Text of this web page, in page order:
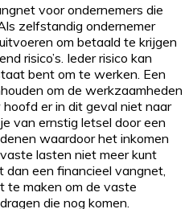
voor ondernemers die
zelfstandig ondernemer
om betaald te krijgen
risico’s. Ieder risico kan
bent om te werken. Een
om de werkzaamheden
er in dit geval niet naar
van ernstig letsel door een
waardoor het inkomen
lasten niet meer kunt
een financieel vangnet,
te maken om de vaste
die nog komen.